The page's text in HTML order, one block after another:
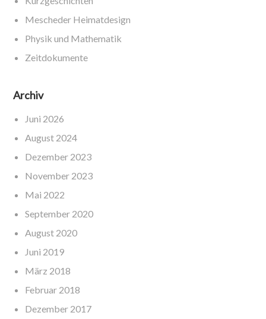
Mescheder Heimatdesign
Physik und Mathematik
Zeitdokumente
Archiv
Juni 2026
August 2024
Dezember 2023
November 2023
Mai 2022
September 2020
August 2020
Juni 2019
März 2018
Februar 2018
Dezember 2017